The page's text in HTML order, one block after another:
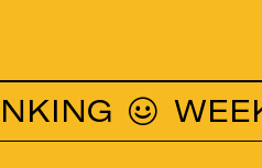
WEEKLY